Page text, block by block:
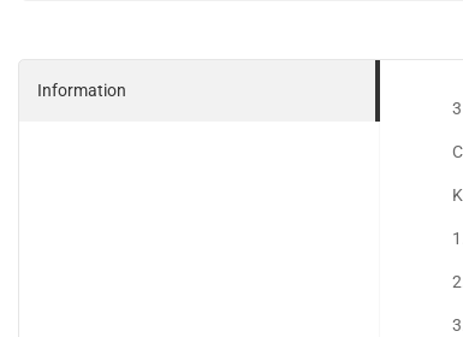
Information